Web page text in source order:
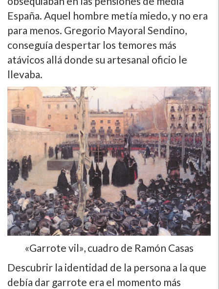
España. Aquel hombre metí­a miedo, y no era
para menos. Gregorio Mayoral Sendino,
conseguí­a despertar los temores más
atávicos allá donde su artesanal oficio le
llevaba.
«Garrote vil», cuadro de Ramón Casas
Descubrir la identidad de la persona a la que
debí­a dar garrote era el momento más